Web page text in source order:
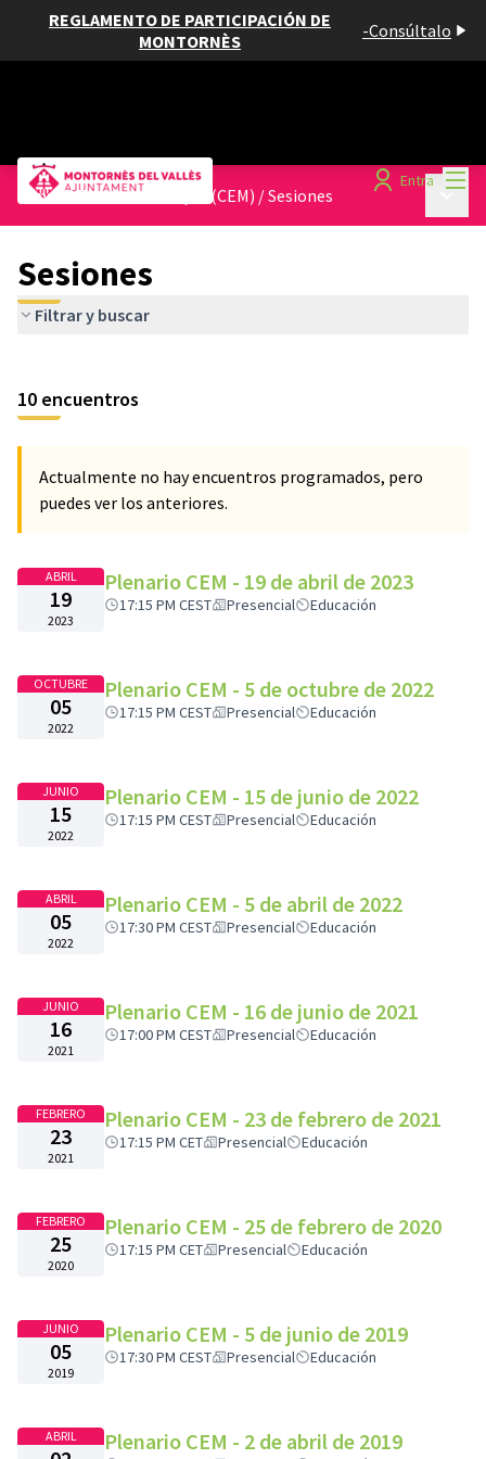
REGLAMENTO DE PARTICIPACIÓN DE
MONTORNÈS
-Consúltalo
Entra
Consell Escolar Municipal (CEM) /Sesiones
Sesiones
Filtrar y buscar
10 encuentros
Actualmente no hay encuentros programados, pero
puedes ver los anteriores.
ABRIL
19
2023
Plenario CEM - 19 de abril de 2023
17:15 PM CEST Presencial Educación
OCTUBRE
05
2022
Plenario CEM - 5 de octubre de 2022
17:15 PM CEST Presencial Educación
JUNIO
15
2022
Plenario CEM - 15 de junio de 2022
17:15 PM CEST Presencial Educación
ABRIL
05
2022
Plenario CEM - 5 de abril de 2022
17:30 PM CEST Presencial Educación
JUNIO
16
2021
Plenario CEM - 16 de junio de 2021
17:00 PM CEST Presencial Educación
FEBRERO
23
2021
Plenario CEM - 23 de febrero de 2021
17:15 PM CET Presencial Educación
FEBRERO
25
2020
Plenario CEM - 25 de febrero de 2020
17:15 PM CET Presencial Educación
JUNIO
05
2019
Plenario CEM - 5 de junio de 2019
17:30 PM CEST Presencial Educación
ABRIL Plenario CEM - 2 de abril de 2019